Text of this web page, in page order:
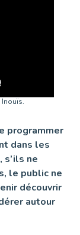
Inouïs.
programmer
dans les
s’ils ne
le public ne
découvrir
autour